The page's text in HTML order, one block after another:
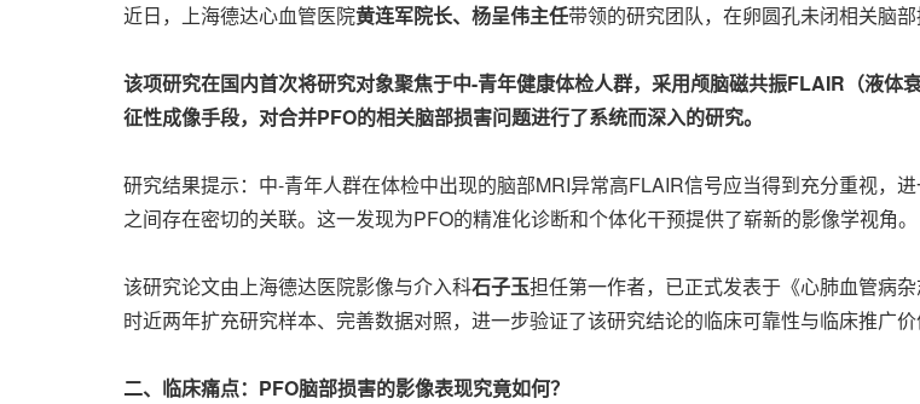
近日，上海德达心血管医院黄连军院长、杨呈伟主任带领的研究团队，在卵圆孔未闭相关脑
该项研究在国内首次将研究对象聚焦于中-青年健康体检人群，采用颅脑磁共振FLAIR （液
征性成像手段，对合并PFO的相关脑部损害问题进行了系统而深入的研究。
研究结果提示：中-青年人群在体检中出现的脑部MRI异常高FLAIR信号应当得到充分重视，
之间存在密切的关联。这一发现为PFO的精准化诊断和个体化干预提供了崭新的影像学视角。
该研究论文由上海德达医院影像与介入科石子玉担任第一作者，已正式发表于《心肺血管病
时近两年扩充研究样本、完善数据对照，进一步验证了该研究结论的临床可靠性与临床推广价
二、临床痛点：PFO脑部损害的影像表现究竟如何？